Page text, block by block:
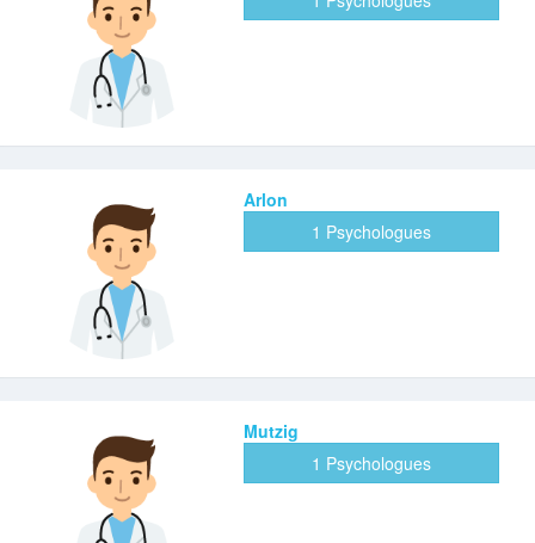
Arlon
1 Psychologues
Mutzig
1 Psychologues